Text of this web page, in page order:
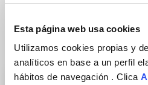
Esta página web usa cookies
Utilizamos cookies propias y
analíticos en base a un perfil
hábitos de navegación . Clica
Grupos de Investigación